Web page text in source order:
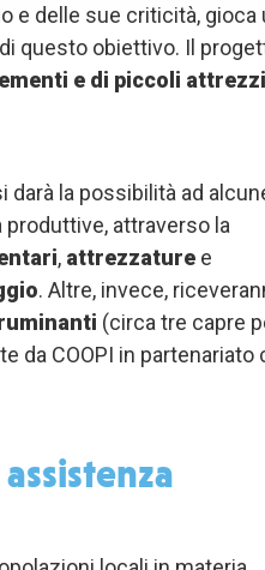
e delle sue criticità, gioca
questo obiettivo. Il
e di piccoli attrezzi
darà la possibilità ad
attraverso la
, attrezzaturee
. Altre, invece,
(circa tre capre
da COOPI in partenariato